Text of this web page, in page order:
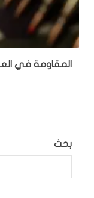
المقاومة في
بحث